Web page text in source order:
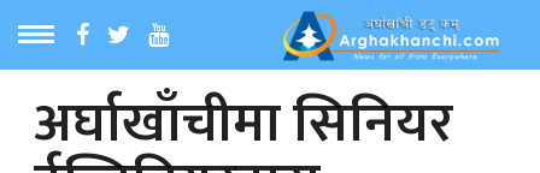
MENU
अर्घाखाँचीमा सिनियर